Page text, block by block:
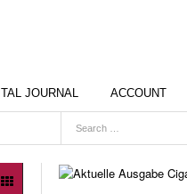
JOURNAL ACCOUNT